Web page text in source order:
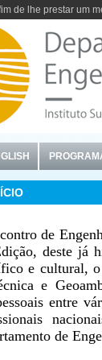
de lhe prestar um
de
deste já
e cultural, o
e
entre
de